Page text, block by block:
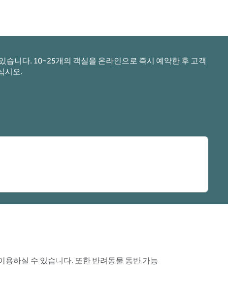
습니다. 10~25개의 객실을 온라인으로 즉시 예약한 후 고객
시오.
용하실 수 있습니다. 또한 반려동물 동반 가능